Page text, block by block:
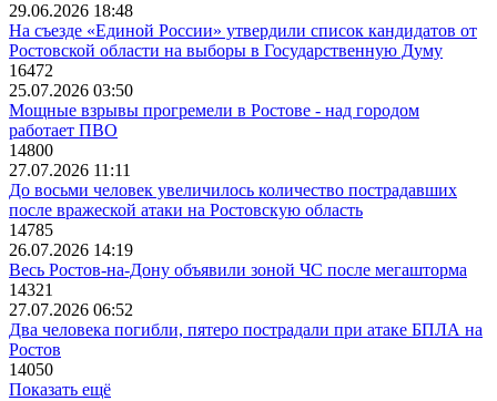
29.06.2026 18:48
На съезде «Единой России» утвердили список кандидатов от
Ростовской области на выборы в Государственную Думу
16472
25.07.2026 03:50
Мощные взрывы прогремели в Ростове - над городом
работает ПВО
14800
27.07.2026 11:11
До восьми человек увеличилось количество пострадавших
после вражеской атаки на Ростовскую область
14785
26.07.2026 14:19
Весь Ростов-на-Дону объявили зоной ЧС после мегашторма
14321
27.07.2026 06:52
Два человека погибли, пятеро пострадали при атаке БПЛА на
Ростов
14050
Показать ещё